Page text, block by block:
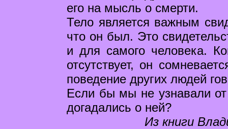
его на мысль о смерти.
Тело является важным
что он был. Это
и для самого человека.
отсутствует, он
поведение других людей
Если бы мы не узнавали
догадались о ней?
Из книги